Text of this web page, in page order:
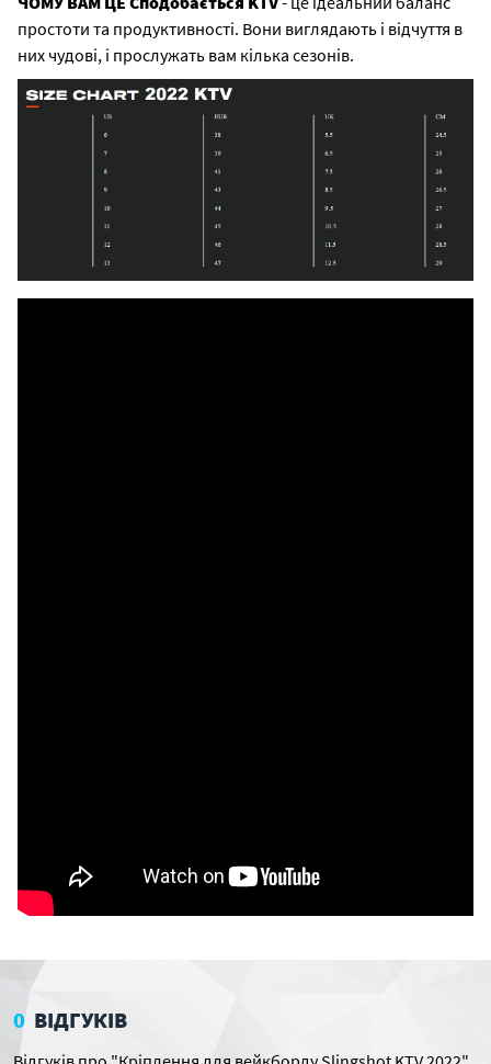
простоти та продуктивності. Вони виглядають і відчуття в
них чудові, і прослужать вам кілька сезонів.
0 ВІДГУКІВ